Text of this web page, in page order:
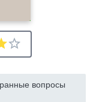
вопросы